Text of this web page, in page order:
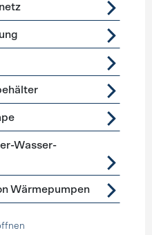
Wasser-
Wärmepumpen